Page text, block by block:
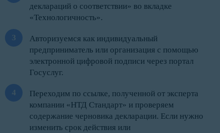
деклараций о соответствии» во вкладке
«Технологичность».
Авторизуемся как индивидуальный
предприниматель или организация с помощью
электронной цифровой подписи через портал
Госуслуг.
Переходим по ссылке, полученной от эксперта
компании «НТД Стандарт» и проверяем
содержание черновика декларации. Если нужно
изменить срок действия или